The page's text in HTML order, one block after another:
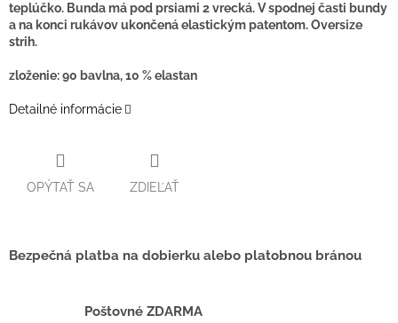
teplúčko. Bunda má pod prsiami 2 vrecká. V spodnej časti bundy
a na konci rukávov ukončená elastickým patentom. Oversize
strih.
zloženie: 90 bavlna, 10 % elastan
Detailné informácie
OPÝTAŤ SA ZDIEĽAŤ
Bezpečná platba na dobierku alebo platobnou bránou
Poštovné ZDARMA